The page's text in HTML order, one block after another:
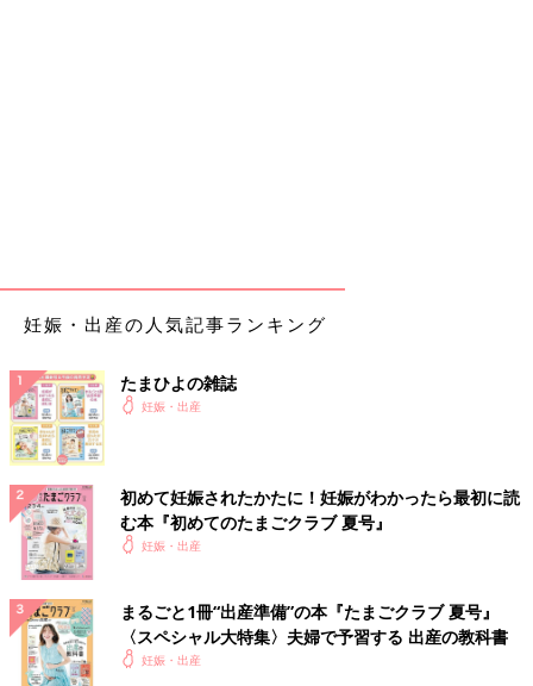
2014年6月11日
●ページ
妊娠・出産の人気記事ランキング
たまひよの雑誌
妊娠・出産
初めて妊娠されたかたに！妊娠がわかったら最初に読
む本『初めてのたまごクラブ 夏号』
妊娠・出産
まるごと1冊“出産準備”の本『たまごクラブ 夏号』
〈スペシャル大特集〉夫婦で予習する 出産の教科書
妊娠・出産